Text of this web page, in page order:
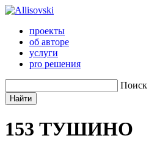
проекты
об авторе
услуги
pro решения
Поиск
153 ТУШИНО